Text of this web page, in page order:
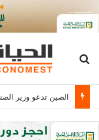
بحث عن
الصين تدعو وزير